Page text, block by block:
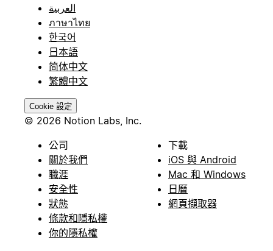
العربية
ภาษาไทย
한국어
日本語
简体中文
繁體中文
Cookie 設定
© 2026 Notion Labs, Inc.
公司
關於我們
職涯
安全性
狀態
條款和隱私權
你的隱私權
下載
iOS 與 Android
Mac 和 Windows
日曆
網頁擷取器